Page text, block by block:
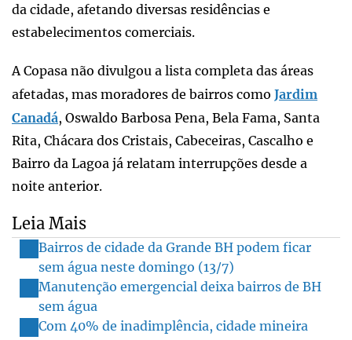
da cidade, afetando diversas residências e
estabelecimentos comerciais.
A Copasa não divulgou a lista completa das áreas
afetadas, mas moradores de bairros como Jardim
Canadá, Oswaldo Barbosa Pena, Bela Fama, Santa
Rita, Chácara dos Cristais, Cabeceiras, Cascalho e
Bairro da Lagoa já relatam interrupções desde a
noite anterior.
Leia Mais
Bairros de cidade da Grande BH podem ficar
sem água neste domingo (13/7)
Manutenção emergencial deixa bairros de BH
sem água
Com 40% de inadimplência, cidade mineira